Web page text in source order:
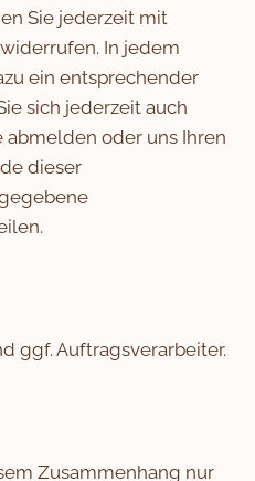
Sie jederzeit mit
In jedem
ein entsprechender
sich jederzeit auch
oder uns Ihren
dieser
ggf. Auftragsverarbeiter.
Zusammenhang nur